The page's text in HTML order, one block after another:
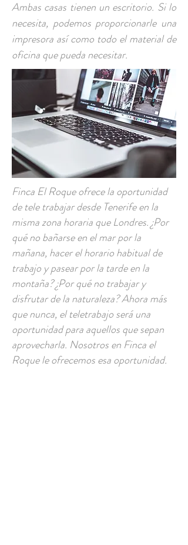
Ambas casas tienen un escritorio. Si lo
necesita, podemos proporcionarle una
impresora así como todo el material de
oficina que pueda necesitar.
Finca El Roque ofrece la oportunidad
de tele trabajar desde Tenerife en la
misma zona horaria que Londres. ¿Por
qué no bañarse en el mar por la
mañana, hacer el horario habitual de
trabajo y pasear por la tarde en la
montaña? ¿Por qué no trabajar y
disfrutar de la naturaleza? Ahora más
que nunca, el teletrabajo será una
oportunidad para aquellos que sepan
aprovecharla. Nosotros en Finca el
Roque le ofrecemos esa oportunidad.